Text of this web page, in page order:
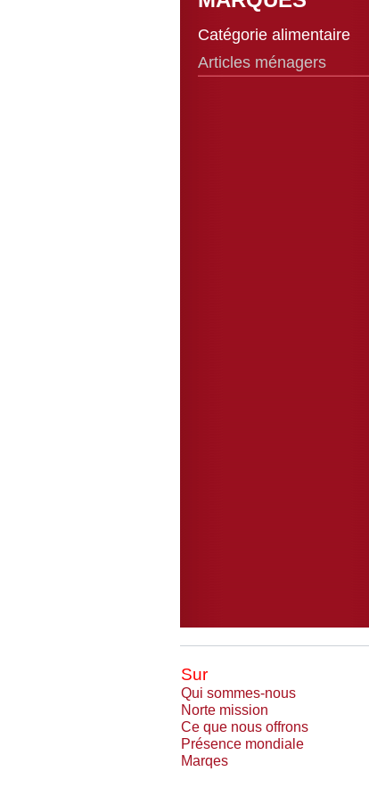
Catégorie alimentaire
Articles ménagers
Sur
Qui sommes-nous
Norte mission
Ce que nous offrons
Présence mondiale
Marqes